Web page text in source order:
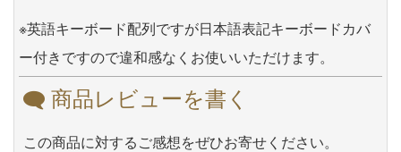
※英語キーボード配列ですが日本語表記キーボードカバ
ー付きですので違和感なくお使いいただけます。
商品レビューを書く
この商品に対するご感想をぜひお寄せください。